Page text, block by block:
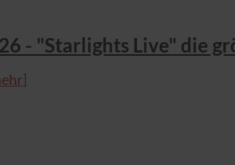
- "Starlights Live" die
]